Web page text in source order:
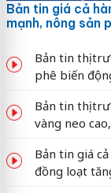
Bản tin giá cả
mạnh, nông sản
Bản tin thị
phê biến
Bản tin thị
vàng neo
Bản tin giá
đồng loạt